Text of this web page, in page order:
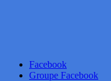
Facebook
Groupe Facebook